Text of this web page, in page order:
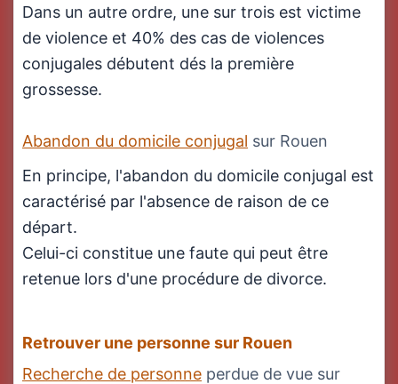
Dans un autre ordre, une sur trois est victime
de violence et 40% des cas de violences
conjugales débutent dés la première
grossesse.
Abandon du domicile conjugal sur Rouen
En principe, l'abandon du domicile conjugal est
caractérisé par l'absence de raison de ce
départ.
Celui-ci constitue une faute qui peut être
retenue lors d'une procédure de divorce.
Retrouver une personne sur Rouen
Recherche de personne perdue de vue sur